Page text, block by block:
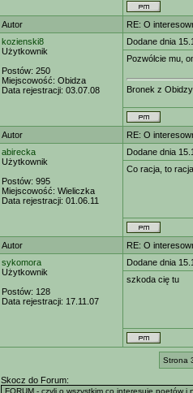
Autor
RE: O
kozienski8
Użytkownik
Postów: 250
Miejscowość: Obidza
Data rejestracji: 03.07.08
Dodane dnia
Pozwólcie mu,
Bronek z Obidzy
Autor
RE: O
abirecka
Użytkownik
Postów: 995
Miejscowość: Wieliczka
Data rejestracji: 01.06.11
Dodane dnia
Co racja, to
Autor
RE: O
sykomora
Użytkownik
Postów: 128
Data rejestracji: 17.11.07
Dodane dnia
szkoda cię tu
Strona
Skocz do Forum: